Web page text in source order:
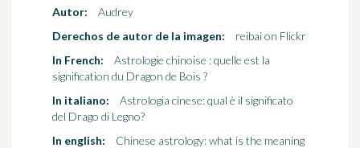
Autor:
Audrey
Derechos de autor de la imagen:
reibai on Flickr
In French:
Astrologie chinoise : quelle est la
signification du Dragon de Bois ?
In italiano:
Astrologia cinese: qual è il significato
del Drago di Legno?
In english:
Chinese astrology: what is the meaning